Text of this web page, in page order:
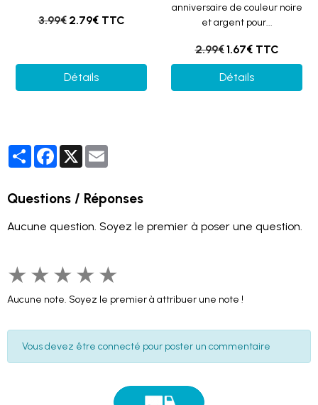
3.99€ 2.79€ TTC
Détails
anniversaire de couleur noire
et argent pour...
2.99€1.67€ TTC
Détails
PartagerFacebook
X
Questions / Réponses
Aucune question. Soyez le premier à poser une question.
★ ★ ★ ★ ★
Aucune note. Soyez le premier à attribuer une note !
Vous devez être connecté pour poster un commentaire